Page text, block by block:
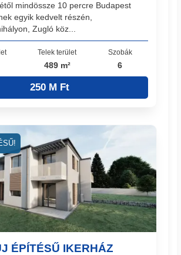
mindössze 10 percre Budapest
egyik kedvelt részén,
Zugló köz...
Telek terület
489 m²
Szobák
6
250 M Ft
ÉPÍTÉSŰ IKERHÁZ